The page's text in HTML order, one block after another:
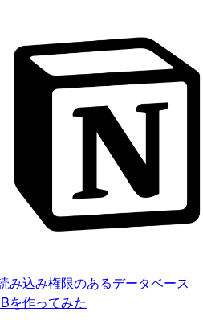
み込み権限のあるデータベース
を作ってみた